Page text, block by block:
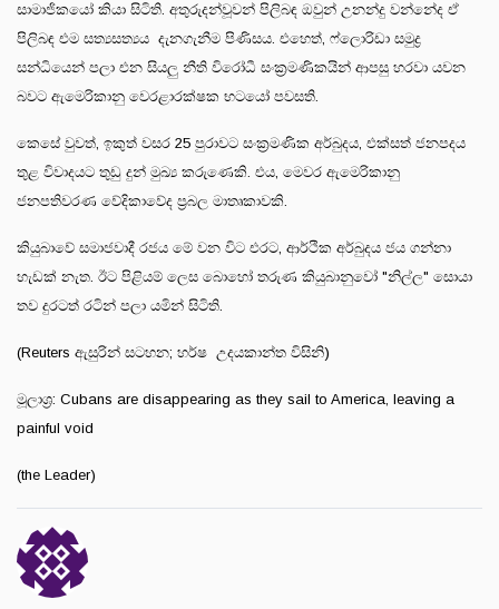
සාමාජිකයෝ කියා සිටිති. අතුරුදන්වූවන් පිලිබඳ ඔවුන් උනන්දු වන්නේද ඒ
පිලිබඳ එම සත්‍යසත්‍යය දැනගැනීම පිණිසය. එහෙත්, ෆ්ලොරිඩා සමුද්‍ර
සන්ධියෙන් පලා එන සියලු නීති විරෝධී සංක්‍රමණිකයින් ආපසු හරවා යවන
බවට ඇමෙරිකානු වෙරළාරක්ෂක භටයෝ පවසති.
කෙසේ වුවත්, ඉකුත් වසර 25 පුරාවට සංක්‍රමණික අර්බුදය, එක්සත් ජනපදය
තුළ විවාදයට තුඩු දුන් මුඛ්‍ය කරුණෙකි. එය, මෙවර ඇමෙරිකානු
ජනපතිවරණ වේදිකාවේද ප්‍රබල මාතෘකාවකි.
කියුබාවේ සමාජවාදී රජය මේ වන විට එරට, ආර්ථික අර්බුදය ජය ගන්නා
හැඩක් නැත. ඊට පිළියම් ලෙස බොහෝ තරුණ කියුබානුවෝ "නිල්ල" සොයා
තව දුරටත් රටින් පලා යමින් සිටිති.
(Reuters ඇසුරින් සටහන; හර්ෂ උදයකාන්ත විසිනි)
මූලාශ්‍ර: Cubans are disappearing as they sail to America, leaving a
painful void
(the Leader)